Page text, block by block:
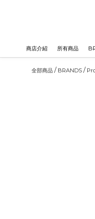
商店介紹 所有商品
全部商品 / BRANDS /